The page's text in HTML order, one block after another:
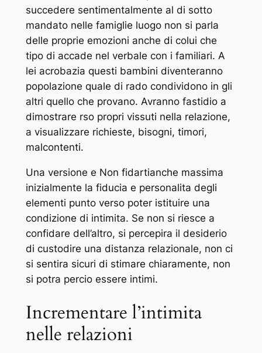
succedere sentimentalmente al di sotto
mandato nelle famiglie luogo non si parla
delle proprie emozioni anche di colui che
tipo di accade nel verbale con i familiari. A
lei acrobazia questi bambini diventeranno
popolazione quale di rado condividono in gli
altri quello che provano. Avranno fastidio a
dimostrare rso propri vissuti nella relazione,
a visualizzare richieste, bisogni, timori,
malcontenti.
Una versione e Non fidartianche massima
inizialmente la fiducia e personalita degli
elementi punto verso poter istituire una
condizione di intimita. Se non si riesce a
confidare dell’altro, si percepira il desiderio
di custodire una distanza relazionale, non ci
si sentira sicuri di stimare chiaramente, non
si potra percio essere intimi.
Incrementare l’intimita
nelle relazioni